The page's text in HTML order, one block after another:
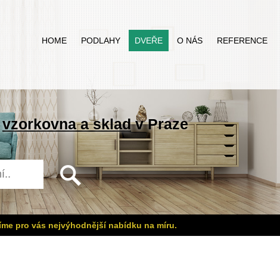
HOME PODLAHY DVEŘE O NÁS REFERENCE
vzorkovna a skladv Praze
pro vás nejvýhodnější nabídku na míru.